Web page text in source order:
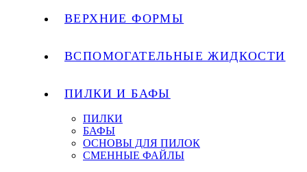
ВЕРХНИЕ ФОРМЫ
ВСПОМОГАТЕЛЬНЫЕ ЖИДКОСТИ
ПИЛКИ И БАФЫ
ПИЛКИ
БАФЫ
ОСНОВЫ ДЛЯ ПИЛОК
СМЕННЫЕ ФАЙЛЫ